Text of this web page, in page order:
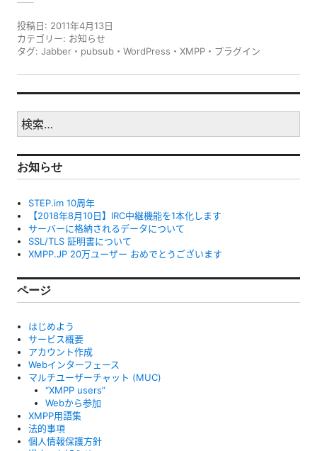
投稿日: 2011年4月13日
カテゴリー: お知らせ
タグ: Jabber ・ pubsub ・ WordPress ・ XMPP ・ プラグイン
検
索:
お知らせ
STEP.im 10周年
【2018年8月10日】IRC中継機能を1本化します
サーバーに格納されるデータについて
SSL/TLS 証明書について
XMPP.JP 20万ユーザー おめでとうございます
ページ
はじめよう
サービス概要
アカウント作成
Webインターフェース
マルチユーザーチャット (MUC)
“XMPP users”
Webから参加
XMPP用語集
法的事項
個人情報保護方針